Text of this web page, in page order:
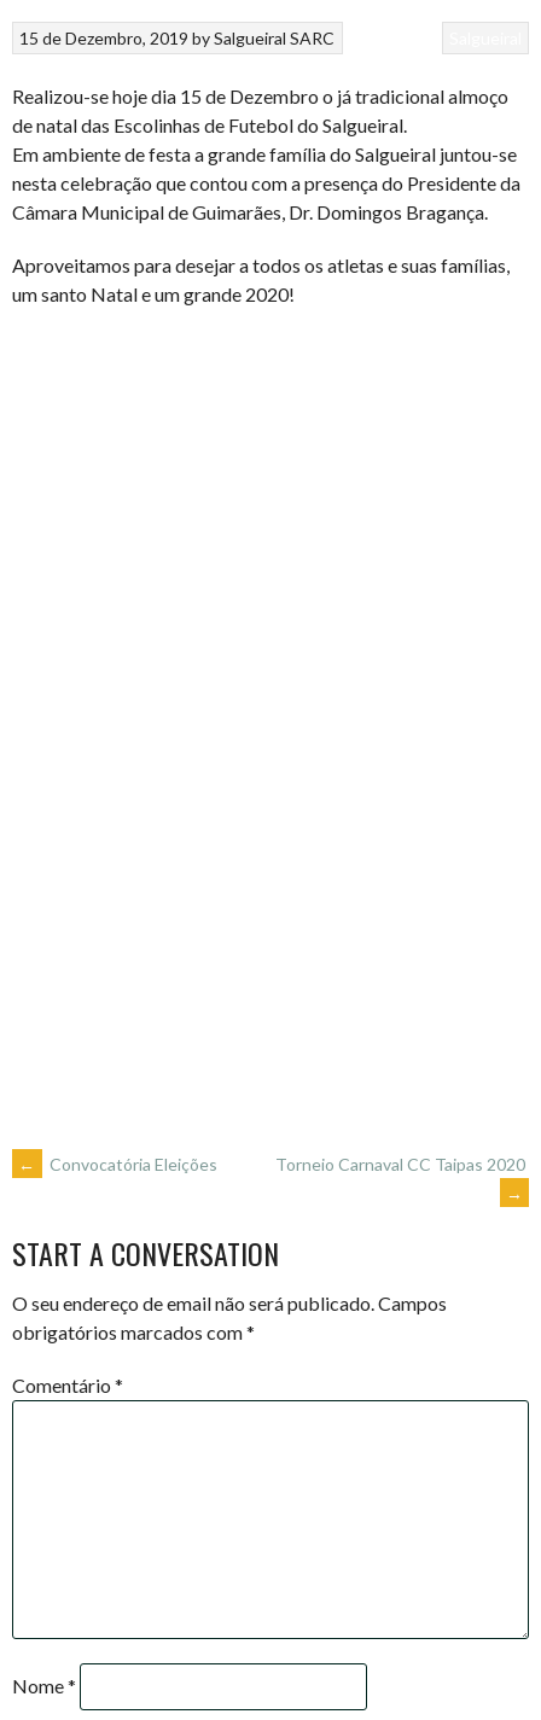
15 de Dezembro, 2019 bySalgueiral SARC
Realizou-se hoje dia 15 de Dezembro o já tradicional almoço
de natal das Escolinhas de Futebol do Salgueiral.
Em ambiente de festa a grande família do Salgueiral juntou-se
nesta celebração que contou com a presença do Presidente da
Câmara Municipal de Guimarães, Dr. Domingos Bragança.
Aproveitamos para desejar a todos os atletas e suas famílias,
um santo Natal e um grande 2020!
POST
NAVIGATION
← Convocatória Eleições
Torneio Carnaval CC Taipas 2020
→
START A CONVERSATION
O seu endereço de email não será publicado.Campos
obrigatórios marcados com*
Comentário *
Nome*